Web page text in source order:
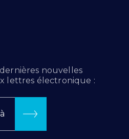
nouvelles
lettres électronique :